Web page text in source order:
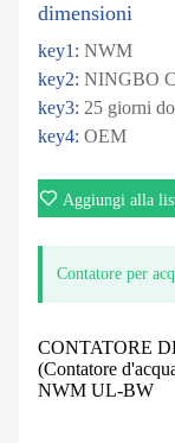
dimensioni
key1: NWM
key2: NINGBO
key3: 25 giorni
key4: OEM
Aggiungi alla
Contatore per
CONTATORE
(Contatore
NWM UL-BW